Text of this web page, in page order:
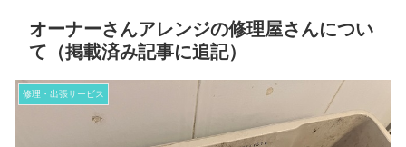
オーナーさんアレンジの修理屋さんについ
て（掲載済み記事に追記）
修理・出張サービス